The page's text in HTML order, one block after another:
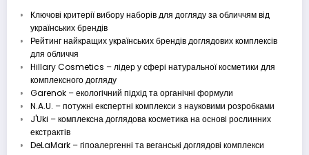
Ключові критерії вибору наборів для догляду за обличчям від
українських брендів
Рейтинг найкращих українських брендів доглядових комплексів
для обличчя
Hillary Cosmetics – лідер у сфері натуральної косметики для
комплексного догляду
Garenok – екологічний підхід та органічні формули
N.A.U. – потужні експертні комплекси з науковими розробками
J'Uki – комплексна доглядова косметика на основі рослинних
екстрактів
DeLaMark – гіпоалергенні та веганські доглядові комплекси